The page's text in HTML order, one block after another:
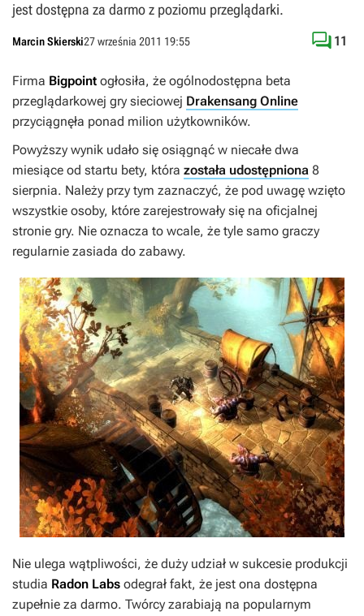
jest dostępna za darmo z poziomu przeglądarki.
Marcin Skierski27 września 2011 19:55  11
Firma Bigpoint ogłosiła, że ogólnodostępna beta
przeglądarkowej gry sieciowej Drakensang Online
przyciągnęła ponad milion użytkowników.
Powyższy wynik udało się osiągnąć w niecałe dwa
miesiące od startu bety, która została udostępniona 8
sierpnia. Należy przy tym zaznaczyć, że pod uwagę wzięto
wszystkie osoby, które zarejestrowały się na oficjalnej
stronie gry. Nie oznacza to wcale, że tyle samo graczy
regularnie zasiada do zabawy.
Nie ulega wątpliwości, że duży udział w sukcesie produkcji
studia Radon Labs odegrał fakt, że jest ona dostępna
zupełnie za darmo. Twórcy zarabiają na popularnym